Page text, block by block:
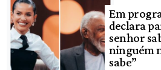
Em
declara
senhor
ninguém
sabe”